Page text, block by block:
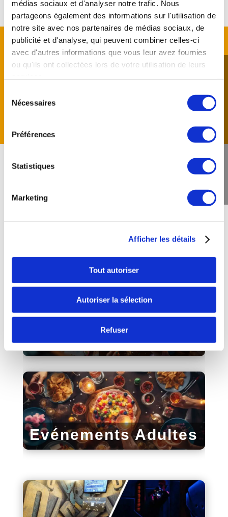
médias sociaux et d'analyser notre trafic. Nous
partageons également des informations sur l'utilisation de
notre site avec nos partenaires de médias sociaux, de
publicité et d'analyse, qui peuvent combiner celles-ci
avec d'autres informations que vous leur avez fournies
ou qu'ils ont collectées lors de votre utilisation de leurs
Nécessaires
Préférences
Statistiques
Marketing
Afficher les détails
Tout autoriser
Autoriser la sélection
Refuser
Parties Simples
Anniversaire
Evénements Adultes